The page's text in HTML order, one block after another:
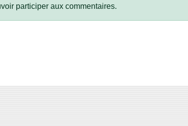
participer aux commentaires.